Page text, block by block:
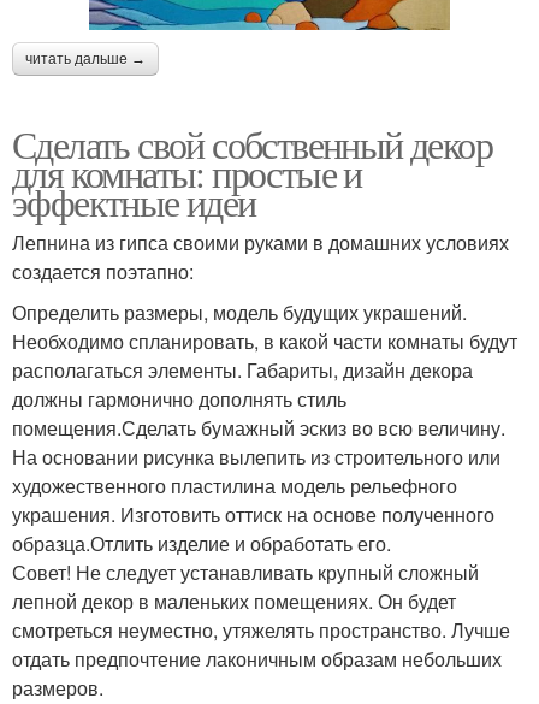
читать дальше →
Сделать свой собственный декор
для комнаты: простые и
эффектные идеи
Лепнина из гипса своими руками в домашних условиях
создается поэтапно:
Определить размеры, модель будущих украшений.
Необходимо спланировать, в какой части комнаты будут
располагаться элементы. Габариты, дизайн декора
должны гармонично дополнять стиль
помещения.Сделать бумажный эскиз во всю величину.
На основании рисунка вылепить из строительного или
художественного пластилина модель рельефного
украшения. Изготовить оттиск на основе полученного
образца.Отлить изделие и обработать его.
Совет! Не следует устанавливать крупный сложный
лепной декор в маленьких помещениях. Он будет
смотреться неуместно, утяжелять пространство. Лучше
отдать предпочтение лаконичным образам небольших
размеров.